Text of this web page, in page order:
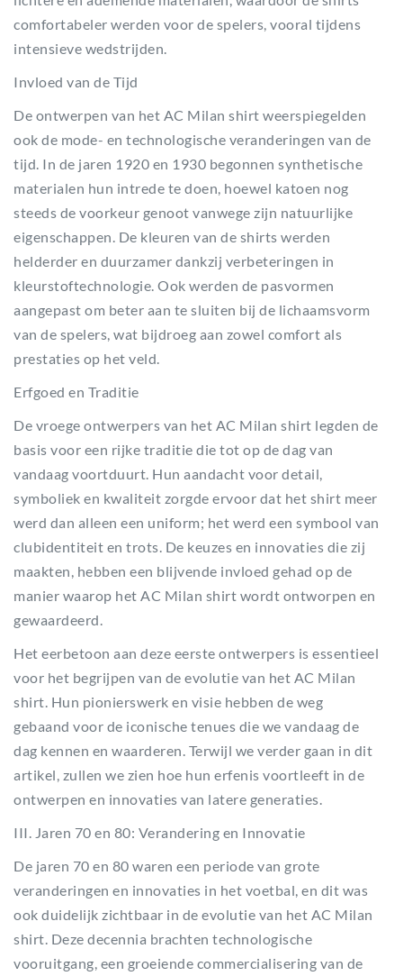
comfortabeler werden voor de spelers, vooral tijdens
intensieve wedstrijden.
Invloed van de Tijd
De ontwerpen van het AC Milan shirt weerspiegelden
ook de mode- en technologische veranderingen van de
tijd. In de jaren 1920 en 1930 begonnen synthetische
materialen hun intrede te doen, hoewel katoen nog
steeds de voorkeur genoot vanwege zijn natuurlijke
eigenschappen. De kleuren van de shirts werden
helderder en duurzamer dankzij verbeteringen in
kleurstoftechnologie. Ook werden de pasvormen
aangepast om beter aan te sluiten bij de lichaamsvorm
van de spelers, wat bijdroeg aan zowel comfort als
prestaties op het veld.
Erfgoed en Traditie
De vroege ontwerpers van het AC Milan shirt legden de
basis voor een rijke traditie die tot op de dag van
vandaag voortduurt. Hun aandacht voor detail,
symboliek en kwaliteit zorgde ervoor dat het shirt meer
werd dan alleen een uniform; het werd een symbool van
clubidentiteit en trots. De keuzes en innovaties die zij
maakten, hebben een blijvende invloed gehad op de
manier waarop het AC Milan shirt wordt ontworpen en
gewaardeerd.
Het eerbetoon aan deze eerste ontwerpers is essentieel
voor het begrijpen van de evolutie van het AC Milan
shirt. Hun pionierswerk en visie hebben de weg
gebaand voor de iconische tenues die we vandaag de
dag kennen en waarderen. Terwijl we verder gaan in dit
artikel, zullen we zien hoe hun erfenis voortleeft in de
ontwerpen en innovaties van latere generaties.
III. Jaren 70 en 80: Verandering en Innovatie
De jaren 70 en 80 waren een periode van grote
veranderingen en innovaties in het voetbal, en dit was
ook duidelijk zichtbaar in de evolutie van het AC Milan
shirt. Deze decennia brachten technologische
vooruitgang, een groeiende commercialisering van de